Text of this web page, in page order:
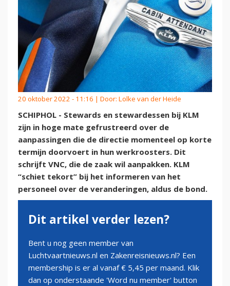
20 oktober 2022 - 11:16 | Door: Lolke van der Heide
SCHIPHOL - Stewards en stewardessen bij KLM
zijn in hoge mate gefrustreerd over de
aanpassingen die de directie momenteel op korte
termijn doorvoert in hun werkroosters. Dit
schrijft VNC, die de zaak wil aanpakken. KLM
“schiet tekort” bij het informeren van het
personeel over de veranderingen, aldus de bond.
Dit artikel verder lezen?
Bent u nog geen member van
Luchtvaartnieuws.nl en Zakenreisnieuws.nl? Een
membership is er al vanaf € 5,45 per maand. Klik
dan op onderstaande 'Word nu member' button